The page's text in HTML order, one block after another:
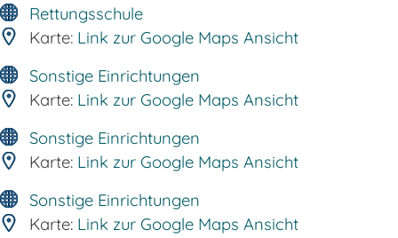
Rettungsschule
Karte: Link zur Google Maps Ansicht
Sonstige Einrichtungen
Karte: Link zur Google Maps Ansicht
Sonstige Einrichtungen
Karte: Link zur Google Maps Ansicht
Sonstige Einrichtungen
Karte: Link zur Google Maps Ansicht